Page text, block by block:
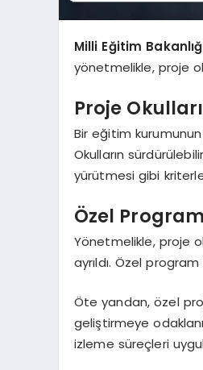
Milli Eğitim
yönetmelikle, proje
Proje
Bir eğitim
Okulların
yürütmesi gibi
Özel
Yönetmelikle, proje
ayrıldı. Özel
Öte yandan, özel
geliştirmeye
izleme süreçleri